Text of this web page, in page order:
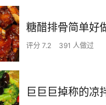
糖醋排骨简单好
评分 7.2 391 人做过
巨巨巨掉称的凉